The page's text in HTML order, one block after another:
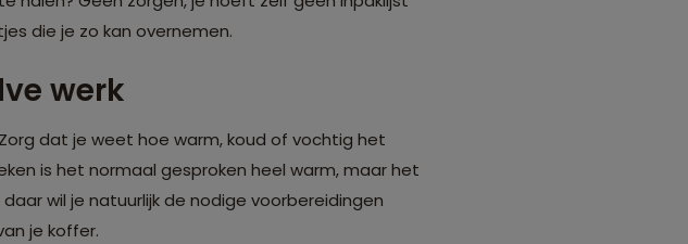
die je zo kan overnemen.
werk
dat je weet hoe warm, koud of vochtig het
is het normaal gesproken heel warm, maar het
wil je natuurlijk de nodige voorbereidingen
je koffer.